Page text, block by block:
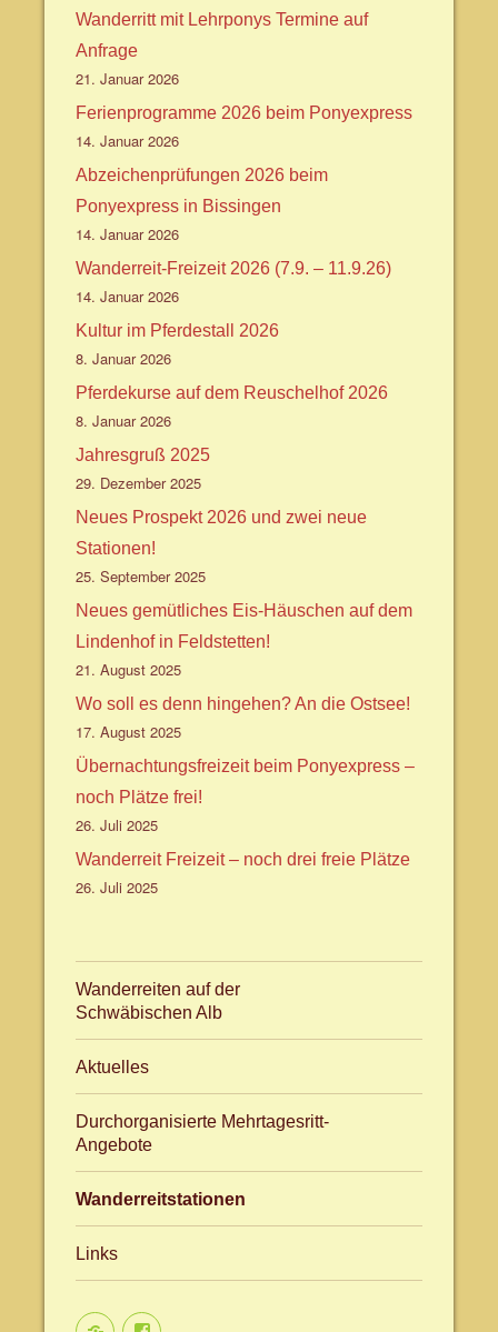
Wanderritt mit Lehrponys Termine auf
Anfrage
21. Januar 2026
Ferienprogramme 2026 beim Ponyexpress
14. Januar 2026
Abzeichenprüfungen 2026 beim
Ponyexpress in Bissingen
14. Januar 2026
Wanderreit-Freizeit 2026 (7.9. – 11.9.26)
14. Januar 2026
Kultur im Pferdestall 2026
8. Januar 2026
Pferdekurse auf dem Reuschelhof 2026
8. Januar 2026
Jahresgruß 2025
29. Dezember 2025
Neues Prospekt 2026 und zwei neue
Stationen!
25. September 2025
Neues gemütliches Eis-Häuschen auf dem
Lindenhof in Feldstetten!
21. August 2025
Wo soll es denn hingehen? An die Ostsee!
17. August 2025
Übernachtungsfreizeit beim Ponyexpress –
noch Plätze frei!
26. Juli 2025
Wanderreit Freizeit – noch drei freie Plätze
26. Juli 2025
Wanderreiten auf der
Schwäbischen Alb
Aktuelles
Durchorganisierte Mehrtagesritt-
Angebote
Wanderreitstationen
Links
Aktuellesfacebook.com/WanderreitenAlb